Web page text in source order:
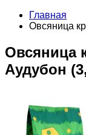
Главная
Овсяница
Овсяница
Аудубон